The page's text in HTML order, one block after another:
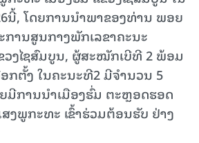
ນີ້, ໂດຍການນໍາພາຂອງທ່ານ ພອຍ
ການສູນກາງພັກເລຂາຄະນະ
ງໄຊສົມບູນ, ຜູ້ສະໝັກເບີທີ 2 ພ້ອມ
ກຕັ້ງ ໃນຄະນະທີ2 ມີຈໍານວນ 5
ມີການນໍາເມືອງຮົ່ມ ຕະຫຼອດຮອດ
ງພູກະທະ ເຂົ້າຮ່ວມຕ້ອນຮັບ ຢ່າງ